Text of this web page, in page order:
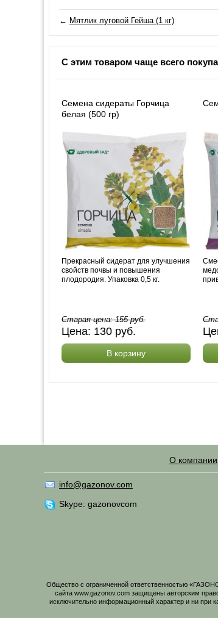
← Мятлик луговой Гейша (1 кг)
С этим товаром чаще всего
Семена сидераты Горчица
белая (500 гр)
Прекрасный сидерат для улучшения
свойств почвы и повышения
плодородия. Упаковка 0,5 кг.
Старая цена:155руб.
Цена: 130 руб.
В корзину
О компании
info@gazonov.com
Skype: gazonovcom
Общество с ограниченной ответственностью
сайта www.gazonov.com защищены авторским
исключительно информационный характер и ни при